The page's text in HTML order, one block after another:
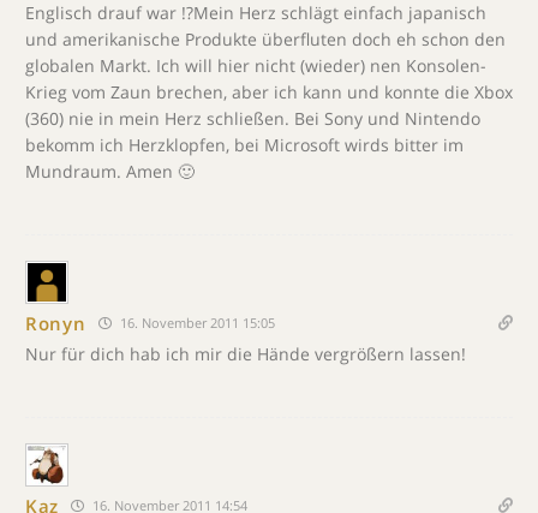
Englisch drauf war !?Mein Herz schlägt einfach japanisch
und amerikanische Produkte überfluten doch eh schon den
globalen Markt. Ich will hier nicht (wieder) nen Konsolen-
Krieg vom Zaun brechen, aber ich kann und konnte die Xbox
(360) nie in mein Herz schließen. Bei Sony und Nintendo
bekomm ich Herzklopfen, bei Microsoft wirds bitter im
Mundraum. Amen 🙂
Ronyn 16. November 2011 15:05
Nur für dich hab ich mir die Hände vergrößern lassen!
Kaz 16. November 2011 14:54